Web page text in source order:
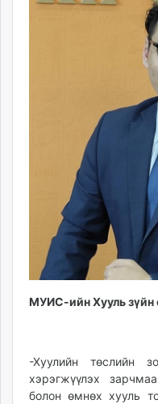
МУИС-ийн Хууль зүйн
-Хуулийн төслийн
хэрэгжүүлэх
болон өмнөх хууль